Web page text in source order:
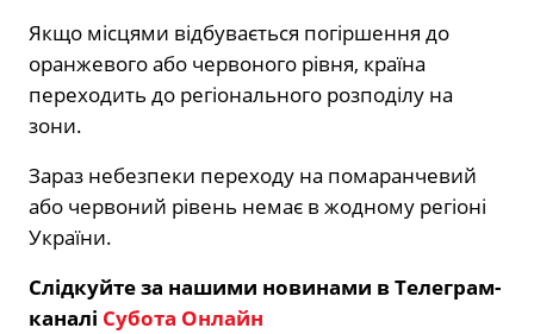
Якщо місцями відбувається погіршення до
оранжевого або червоного рівня, країна
переходить до регіонального розподілу на
зони.
Зараз небезпеки переходу на помаранчевий
або червоний рівень немає в жодному регіоні
України.
Слідкуйте за нашими новинами в Телеграм-
каналі Субота Онлайн